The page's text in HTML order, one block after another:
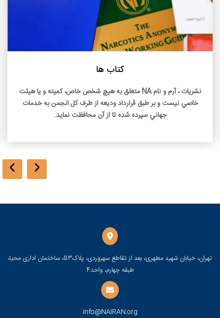
کتاب ها
نشريات ، آرم و نام NA متعلق به هيچ شخص خاص، کميته و يا هيئت
خاصي نيست و بر طبق قرارداد وديعه از طرف کل انجمن به خدمات
جهاني سپرده شده تا از آن محافظت نمايد.
تهران، خیابان شهید مطهری، بعد از تقاطع سهروردی، پلاک53، ساختمان اداری محیا،
طبقه چهارم، واحد4
info@NAIRAN.org